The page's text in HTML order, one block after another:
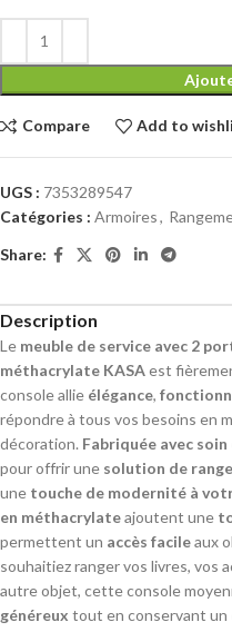
Compare Add to
UGS : 7353289547
Catégories : Armoires,
Share:
Description
Le meuble de service avec 2
méthacrylate KASAest
console allie élégance,
répondre à tous vos besoins en
décoration. Fabriquée avec soin
pour offrir une solution de
une touche de modernité à
en méthacrylateajoutent une
permettent un accès facileaux
souhaitiez ranger vos livres, vos
autre objet, cette console
généreux tout en conservant un